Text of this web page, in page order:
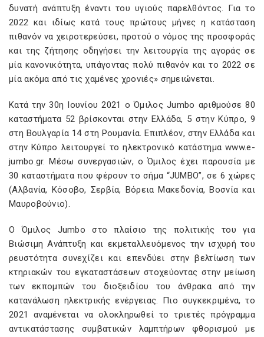
δυνατή ανάπτυξη έναντι του υγιούς παρελθόντος. Για το
2022 και ιδίως κατά τους πρώτους μήνες η κατάσταση
πιθανόν να χειροτερεύσει, προτού ο νόμος της προσφοράς
και της ζήτησης οδηγήσει την λειτουργία της αγοράς σε
μία κανονικότητα, υπάγοντας πολύ πιθανόν και το 2022 σε
μία ακόμα από τις χαμένες χρονιές» σημειώνεται.
Κατά την 30η Ιουνίου 2021 ο Όμιλος Jumbo αριθμούσε 80
καταστήματα 52 βρίσκονται στην Ελλάδα, 5 στην Κύπρο, 9
στη Βουλγαρία 14 στη Ρουμανία. Επιπλέον, στην Ελλάδα και
στην Κύπρο λειτουργεί το ηλεκτρονικό κατάστημα www.e-
jumbo.gr. Μέσω συνεργασιών, ο Όμιλος έχει παρουσία με
30 καταστήματα που φέρουν το σήμα “JUMBO”, σε 6 χώρες
(Αλβανία, Κόσοβο, Σερβία, Βόρεια Μακεδονία, Βοσνία και
Μαυροβούνιο).
Ο Όμιλος Jumbo στο πλαίσιο της πολιτικής του για
Βιώσιμη Ανάπτυξη και εκμεταλλευόμενος την ισχυρή του
ρευστότητα συνεχίζει και επενδύει στην βελτίωση των
κτηριακών του εγκαταστάσεων στοχεύοντας στην μείωση
των εκπομπών του διοξειδίου του άνθρακα από την
κατανάλωση ηλεκτρικής ενέργειας. Πιο συγκεκριμένα, το
2021 αναμένεται να ολοκληρωθεί το τριετές πρόγραμμα
αντικατάστασης συμβατικών λαμπτήρων φθορισμού με